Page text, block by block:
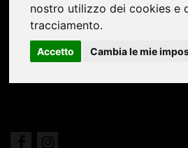
nostro utilizzo dei cookies e
tracciamento.
Accetto Cambia le mie
Rennova Clinica Medica
Rennova Clinica Estetica
Condizioni d' acquisto